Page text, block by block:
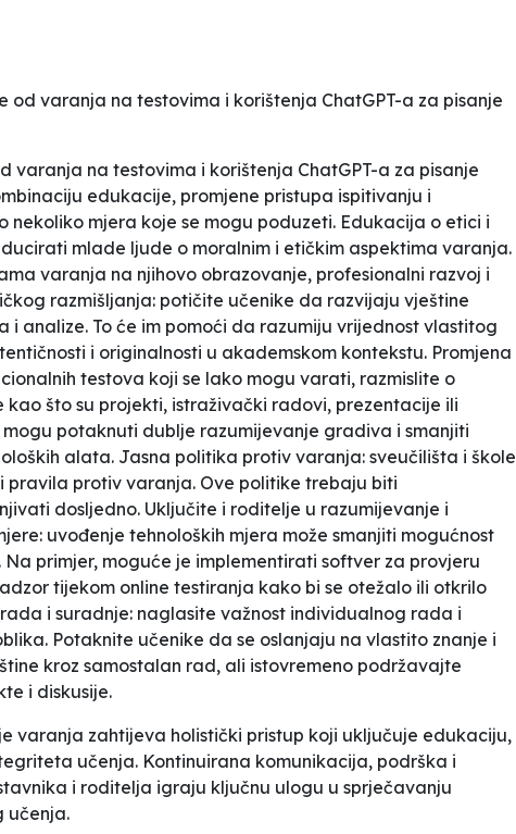
od varanja na testovima i korištenja ChatGPT-a za pisanje
varanja na testovima i korištenja ChatGPT-a za pisanje
edukacije, promjene pristupa ispitivanju i
nekoliko mjera koje se mogu poduzeti. Edukacija o etici i
mlade ljude o moralnim i etičkim aspektima varanja.
varanja na njihovo obrazovanje, profesionalni razvoj i
razmišljanja: potičite učenike da razvijaju vještine
i analize. To će im pomoći da razumiju vrijednost vlastitog
i originalnosti u akademskom kontekstu. Promjena
testova koji se lako mogu varati, razmislite o
što su projekti, istraživački radovi, prezentacije ili
mogu potaknuti dublje razumijevanje gradiva i smanjiti
alata. Jasna politika protiv varanja: sveučilišta i škole
pravila protiv varanja. Ove politike trebaju biti
dosljedno. Uključite i roditelje u razumijevanje i
uvođenje tehnoloških mjera može smanjiti mogućnost
primjer, moguće je implementirati softver za provjeru
tijekom online testiranja kako bi se otežalo ili otkrilo
i suradnje: naglasite važnost individualnog rada i
Potaknite učenike da se oslanjaju na vlastito znanje i
kroz samostalan rad, ali istovremeno podržavajte
i diskusije.
varanja zahtijeva holistički pristup koji uključuje edukaciju,
učenja. Kontinuirana komunikacija, podrška i
i roditelja igraju ključnu ulogu u sprječavanju
učenja.